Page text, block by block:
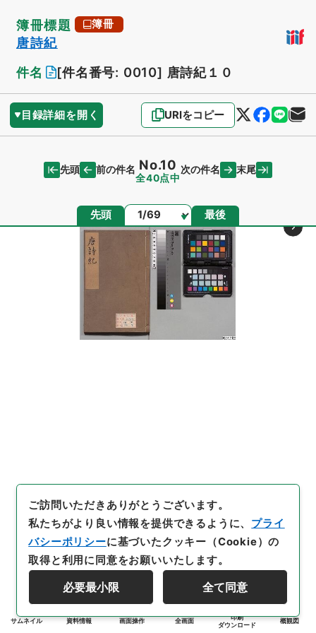
簿冊標題 簿冊
唐詩紀
件名
[件名番号: 0010] 唐詩紀１０
目録詳細を開く URIをコピー
先頭 前の件名 No.10
全40点中
次の件名 末尾
先頭 ページ 最後
サムネイル 資料情報 画面操作 全画面
印刷
ダウンロード
概観図
ご訪問いただきありがとうございます。
私たちがより良い情報を提供できるように、 プライ
バシーポリシーに基づいたクッキー（Cookie）の
取得と利用に同意をお願いいたします。
必要最小限 全て同意